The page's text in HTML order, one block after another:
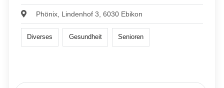
Phönix, Lindenhof 3, 6030 Ebikon
Diverses Gesundheit Senioren